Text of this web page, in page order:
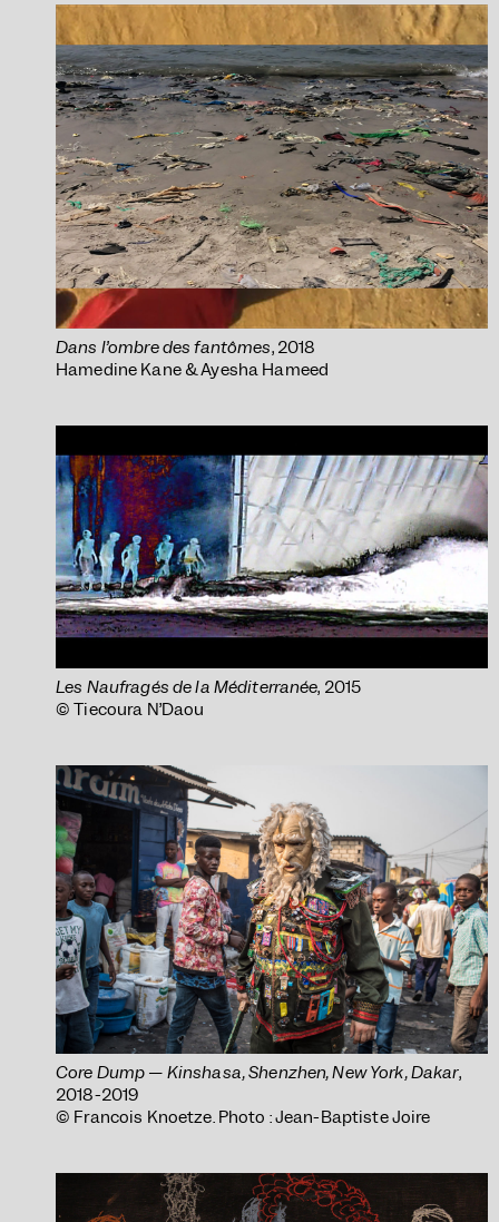
Dans l’ombre des fantômes, 2018
Hamedine Kane & Ayesha Hameed
Les Naufragés de la Méditerranée, 2015
© Tiecoura N’Daou
Core Dump — Kinshasa, Shenzhen, New York, Dakar,
2018-2019
© Francois Knoetze. Photo : Jean-Baptiste Joire